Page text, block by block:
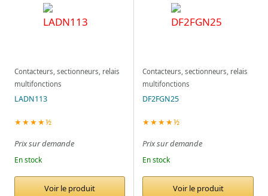
Contacteurs, sectionneurs, relais
multifonctions
LADN113
★★★★½
Prix sur demande
En stock
Voir le produit
Contacteurs, sectionneurs, relais
multifonctions
DF2FGN25
★★★★½
Prix sur demande
En stock
Voir le produit